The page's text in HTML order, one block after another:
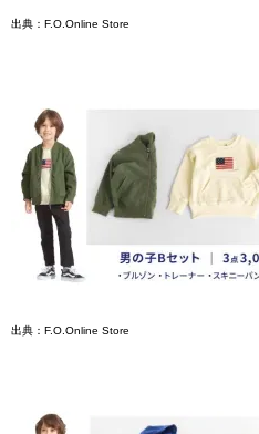
出典：F.O.Online Store
出典：F.O.Online Store